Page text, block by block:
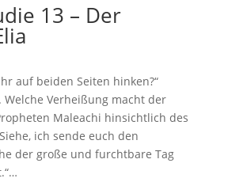
13 – Der
auf beiden Seiten hinken?“
Welche Verheißung macht der
Maleachi hinsichtlich des
ich sende euch den
der große und furchtbare Tag